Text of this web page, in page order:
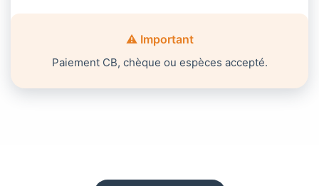
⚠️ Important
Paiement CB, chèque ou espèces accepté.